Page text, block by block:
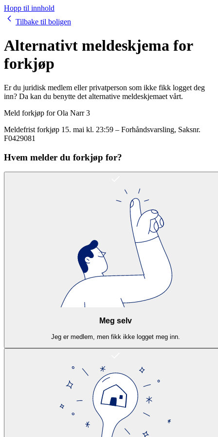
Hopp til innhold
Tilbake til boligen
Alternativt meldeskjema for
forkjøp
Er du juridisk medlem eller privatperson som ikke fikk logget deg
inn? Da kan du benytte det alternative meldeskjemaet vårt.
Meld forkjøp forOla Narr 3
Meldefrist forkjøp 15. mai kl. 23:59 – Forhåndsvarsling, Saksnr.
F0429081
Hvem melder du forkjøp for?
Meg selv
Jeg er medlem, men fikk ikke logget meg inn.